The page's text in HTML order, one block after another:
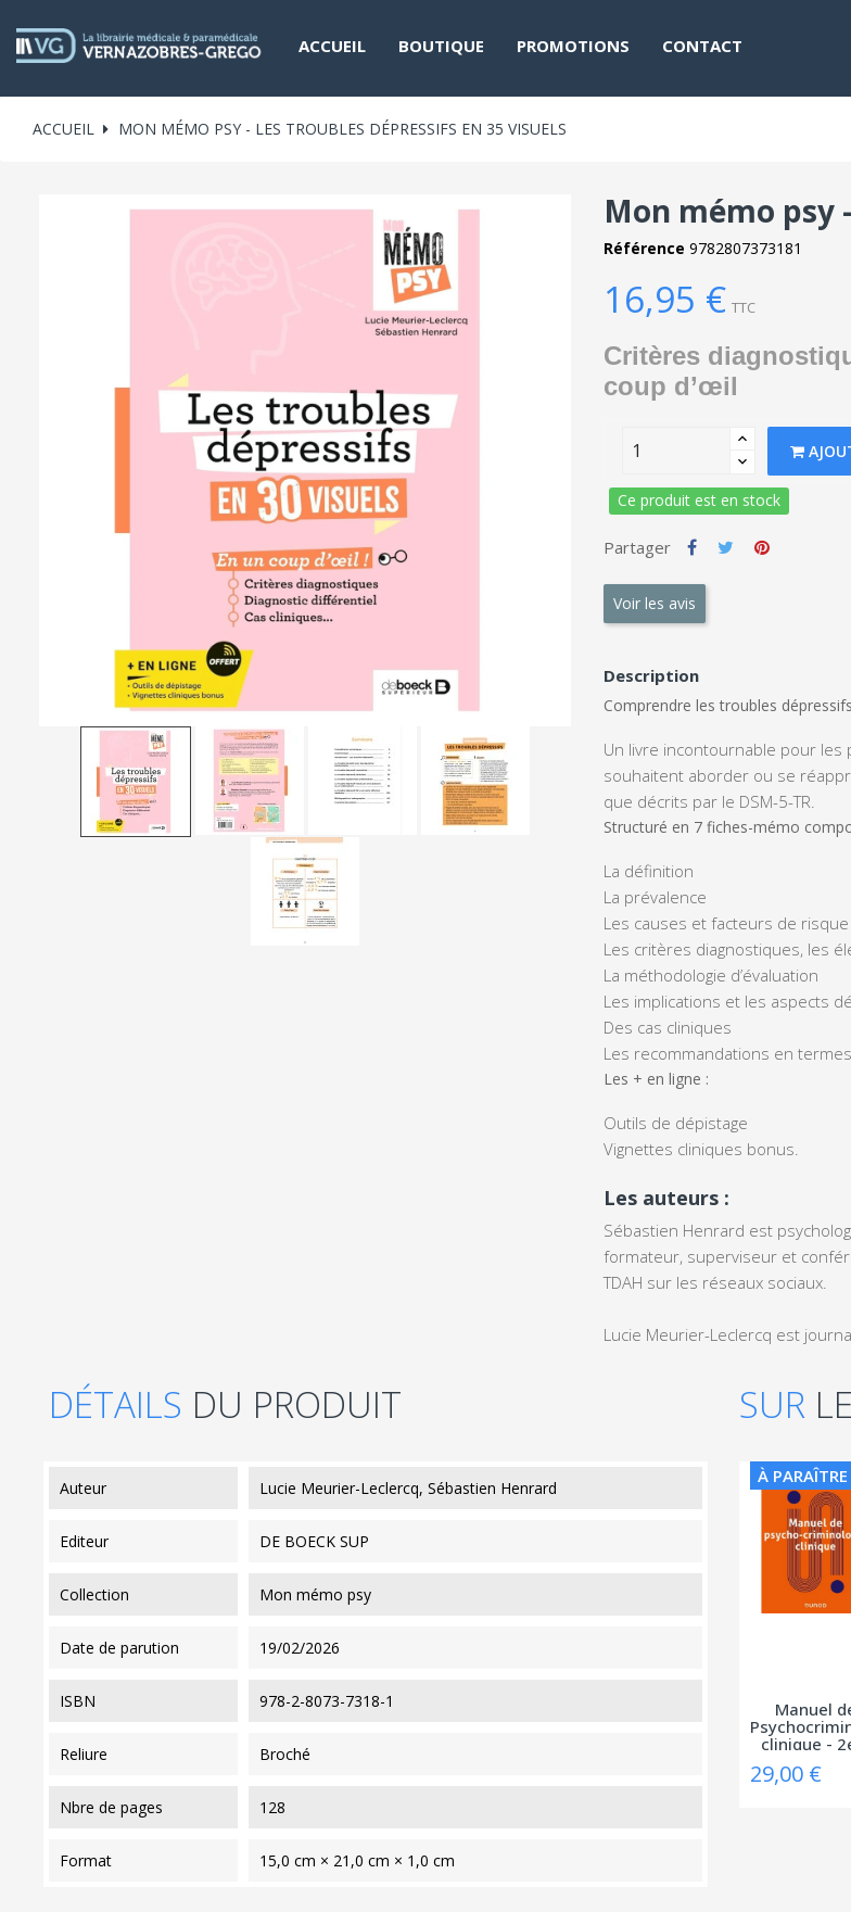
ACCUEIL BOUTIQUE PROMOTIONS CONTACT
ACCUEIL MON MÉMO PSY - LES TROUBLES DÉPRESSIFS EN 35 VISUELS
Mon mémo psy
Référence 9782807373181
16,95 € TTC
Critères
coup d’œil
Ce produit est en stock
Partager
Voir les avis
Description
Comprendre les troubles
Un livre incontournable pour
souhaitent aborder ou se
que décrits par le DSM-5-TR
Structuré en 7 fiches-mémo
La définition
La prévalence
Les causes et facteurs de risque
Les critères diagnostiques, les
La méthodologie d’évaluation
Les implications et les aspects
Des cas cliniques
Les recommandations en termes
Les + en ligne :
Outils de dépistage
Vignettes cliniques bonus.
Les auteurs :
Sébastien Henrard est
formateur, superviseur et
TDAH sur les réseaux sociaux.
Lucie Meurier-Leclercq est
DÉTAILS DU PRODUIT
auteur Lucie Meurier-Leclercq, Sébastien Henrard
editeur DE BOECK SUP
collection Mon mémo psy
date de parution 19/02/2026
ISBN 978-2-8073-7318-1
reliure Broché
nbre de pages 128
format 15,0 cm × 21,0 cm × 1,0 cm
SUR
À PARAÎTRE
Manuel
clinique -
29,00 €